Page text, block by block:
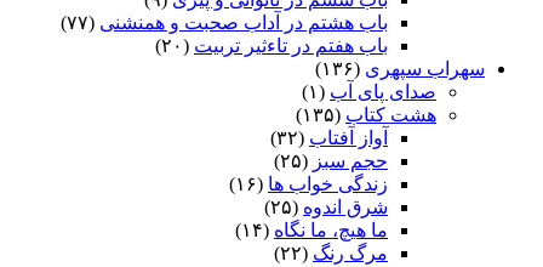
باب هشتم در آداب صحبت و همنشنى (۷۷)
باب هفتم در تاءثیر تربیت (۲۰)
سهراب سپهری (۱۳۶)
صدای پای آب (۱)
هشت کتاب (۱۳۵)
آواز آفتاب (۳۲)
حجم سبز (۲۵)
زندگی خواب ها (۱۶)
شرق اندوه (۲۵)
ما هیچ، ما نگاه (۱۴)
مرگ رنگ (۲۲)